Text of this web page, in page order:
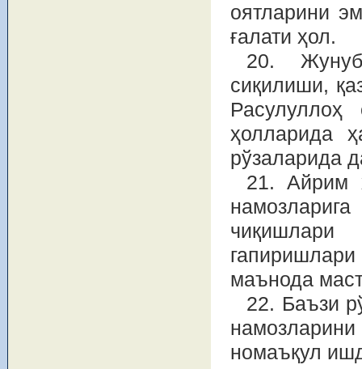
оятларини
ғалати ҳол.
20.
сиқилиши,
ҳолларида
рўзаларида
21. Айрим
маънода
22. Баъзи
номаъқул